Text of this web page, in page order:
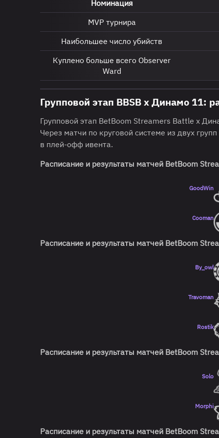
Номинация
MVP турнира
Наибольшее число убийств
Куплено больше всего Observer
Ward
Групповой этап BBSB x Динамо 11:
Групповой этап BetBoom Streamers Battle x
Через матчи по круговой системе из двух
в плей-офф ивента.
Расписание и результаты матчей BetBoom
GoodWin
Cooman
Расписание и результаты матчей BetBoom
By_owl
Travoman
Rostik
Расписание и результаты матчей BetBoom
Solo
Morphi
Расписание и результаты матчей BetBoom